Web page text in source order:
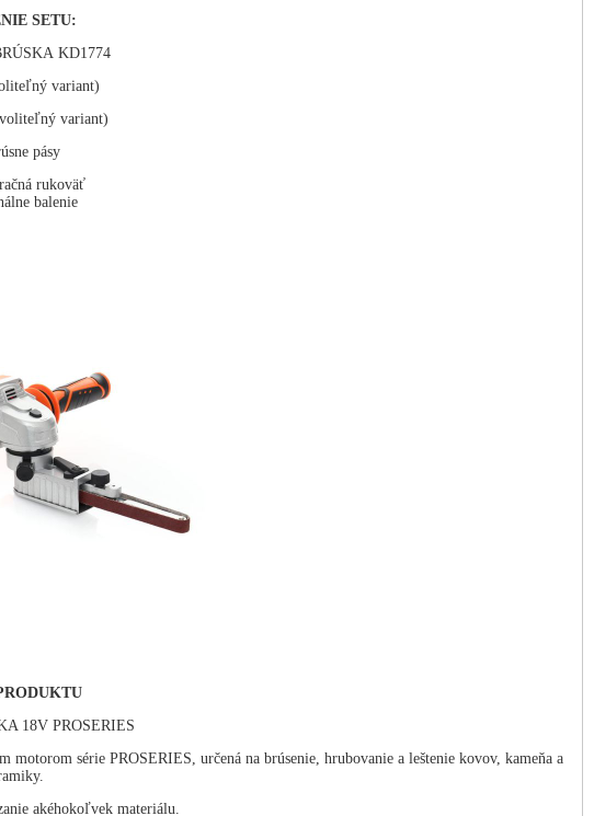
SETU:
KD1774
variant)
variant)
pásy
rukoväť
balenie
18V PROSERIES
série PROSERIES, určená na brúsenie, hrubovanie a leštenie kovov, kameňa a
akéhokoľvek materiálu.